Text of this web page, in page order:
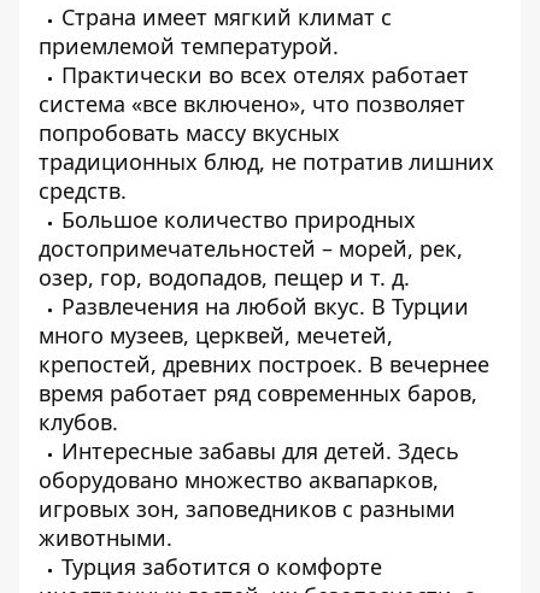
Страна имеет мягкий климат с
приемлемой температурой.
Практически во всех отелях работает
система «все включено», что позволяет
попробовать массу вкусных
традиционных блюд, не потратив лишних
средств.
Большое количество природных
достопримечательностей – морей, рек,
озер, гор, водопадов, пещер и т. д.
Развлечения на любой вкус. В Турции
много музеев, церквей, мечетей,
крепостей, древних построек. В вечернее
время работает ряд современных баров,
клубов.
Интересные забавы для детей. Здесь
оборудовано множество аквапарков,
игровых зон, заповедников с разными
животными.
Турция заботится о комфорте